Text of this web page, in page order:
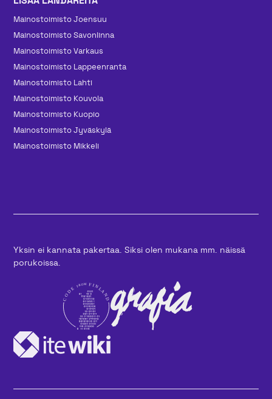
Mainos­toimisto Joensuu
Mainos­toimisto Savonlinna
Mainos­toimisto Varkaus
Mainos­toimisto Lappeenranta
Mainos­toimisto Lahti
Mainos­toimisto Kouvola
Mainos­toimisto Kuopio
Mainos­toimisto Jyväskylä
Mainos­toimisto Mikkeli
Yksin ei kannata pakertaa. Siksi olen mukana mm. näissä
porukoissa.